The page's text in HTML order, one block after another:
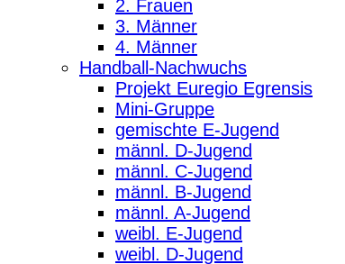
2. Frauen
3. Männer
4. Männer
Handball-Nachwuchs
Projekt Euregio Egrensis
Mini-Gruppe
gemischte E-Jugend
männl. D-Jugend
männl. C-Jugend
männl. B-Jugend
männl. A-Jugend
weibl. E-Jugend
weibl. D-Jugend